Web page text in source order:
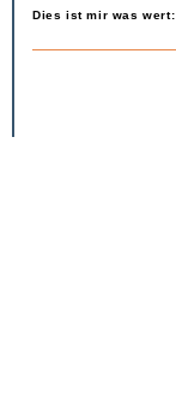
Dies ist mir was wert: